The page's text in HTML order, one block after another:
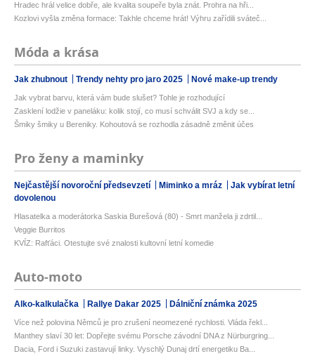
Hradec hrál velice dobře, ale kvalita soupeře byla znát. Prohra na hři...
Kozlovi vyšla změna formace: Takhle chceme hrát! Výhru zařídili sváteč...
Móda a krása
Jak zhubnout Trendy nehty pro jaro 2025 Nové make-up trendy
Jak vybrat barvu, která vám bude slušet? Tohle je rozhodující
Zasklení lodžie v paneláku: kolik stojí, co musí schválit SVJ a kdy se...
Šmiky šmiky u Bereniky. Kohoutová se rozhodla zásadně změnit účes
Pro ženy a maminky
Nejčastější novoroční předsevzetí Miminko a mráz
Jak vybírat letní
dovolenou
Hlasatelka a moderátorka Saskia Burešová (80) - Smrt manžela ji zdrtil...
Veggie Burritos
KVÍZ: Rafťáci. Otestujte své znalosti kultovní letní komedie
Auto-moto
Alko-kalkulačka Rallye Dakar 2025 Dálniční známka 2025
Více než polovina Němců je pro zrušení neomezené rychlosti. Vláda řekl...
Manthey slaví 30 let: Dopřejte svému Porsche závodní DNA z Nürburgring...
Dacia, Ford i Suzuki zastavují linky. Vyschlý Dunaj drtí energetiku Ba...